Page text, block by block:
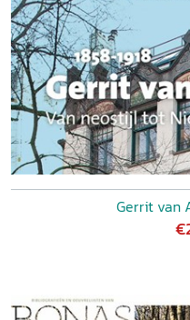
Gerrit van